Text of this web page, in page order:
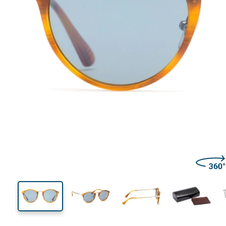
49 mm
Высота линзы
51 mm
Ширина линзы